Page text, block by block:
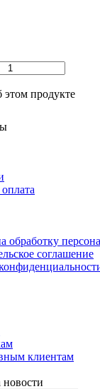
этом продукте
обработку
соглашение
клиентам